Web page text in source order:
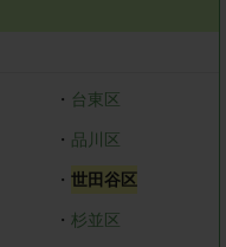
・ 台東区
・ 品川区
・世田谷区
・杉並区